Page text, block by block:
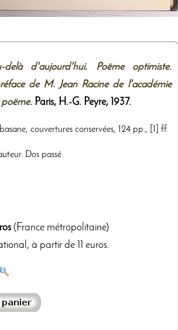
delà d'aujourd'hui. Poëme optimiste.
de M. Jean Racine de l'académie
. Paris, H.-G. Peyre, 1937.
couvertures conservées, 124 pp., [1] ff.
Dos passé.
(France métropolitaine)
à partir de 11 euros.